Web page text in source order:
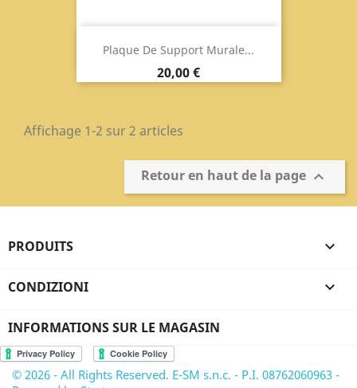
Plaque De Support Murale...
Prix
20,00 €
Affichage 1-2 sur 2 articles
Retour en haut de la page 
PRODUITS 
CONDIZIONI 
INFORMATIONS SUR LE MAGASIN
© 2026 - All Rights Reserved. E-SM s.n.c. - P.I. 08762060963 -